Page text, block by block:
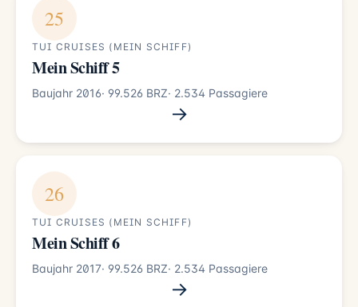
25
TUI CRUISES (MEIN SCHIFF)
Mein Schiff 5
Baujahr 2016· 99.526 BRZ· 2.534 Passagiere
→
26
TUI CRUISES (MEIN SCHIFF)
Mein Schiff 6
Baujahr 2017· 99.526 BRZ· 2.534 Passagiere
→